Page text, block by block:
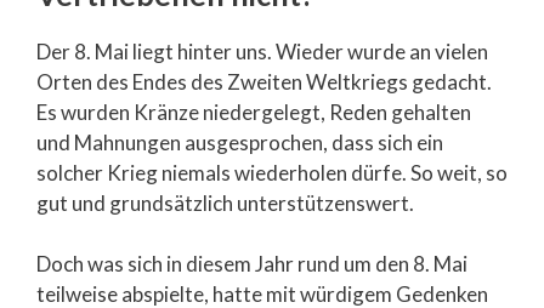
Der 8. Mai liegt hinter uns. Wieder wurde an vielen
Orten des Endes des Zweiten Weltkriegs gedacht.
Es wurden Kränze niedergelegt, Reden gehalten
und Mahnungen ausgesprochen, dass sich ein
solcher Krieg niemals wiederholen dürfe. So weit, so
gut und grundsätzlich unterstützenswert.
Doch was sich in diesem Jahr rund um den 8. Mai
teilweise abspielte, hatte mit würdigem Gedenken